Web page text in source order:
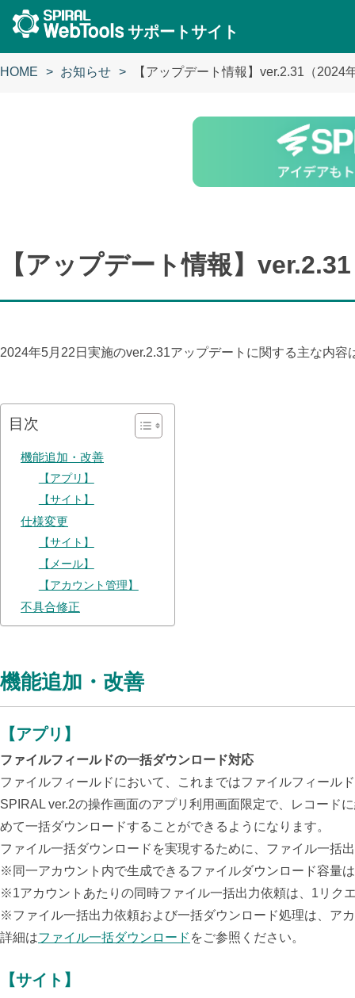
サポートサイト
HOME お知らせ 【アップデート情報】ver.2.31（2024
【アップデート情報】
2024年5月22日実施のver.2.31アップデートに関する主な内容
目次
機能追加・改善
【アプリ】
【サイト】
仕様変更
【サイト】
【メール】
【アカウント管理】
不具合修正
機能追加・改善
【アプリ】
ファイルフィールドの一括ダウンロード対応
ファイルフィールドにおいて、これまではファイルフィール
SPIRAL ver.2の操作画面のアプリ利用画面限定で、レコード
めて一括ダウンロードすることができるようになります。
ファイル一括ダウンロードを実現するために、ファイル一括
※同一アカウント内で生成できるファイルダウンロード容量
※1アカウントあたりの同時ファイル一括出力依頼は、1リク
※ファイル一括出力依頼および一括ダウンロード処理は、ア
詳細はファイル一括ダウンロード をご参照ください。
【サイト】